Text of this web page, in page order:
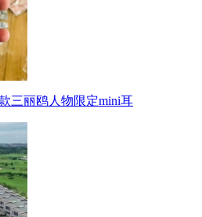
三丽鸥人物限定mini耳